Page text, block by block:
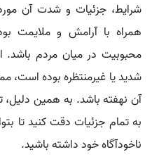
شرایط، جزئیات و شدت آن
همراه با آرامش و ملایمت
محبوبیت در میان مردم باشد.
شدید یا غیرمنتظره بوده
آن نهفته باشد. به همین
به تمام جزئیات دقت کنید تا
ناخودآگاه خود داشته باشید.